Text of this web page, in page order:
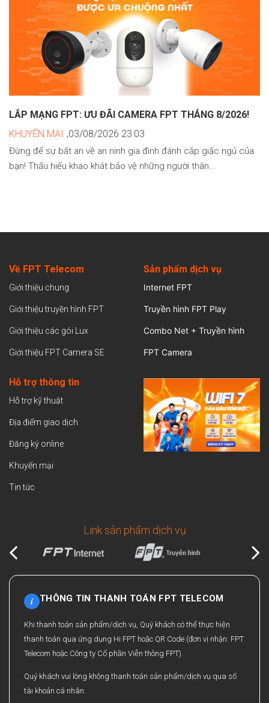
LẮP MẠNG FPT: ƯU ĐÃI CAMERA FPT THÁNG 8/2026!
KHUYẾN MẠI ,03/08/2026 23:03
Đừng để sự bất an về an ninh gia đình đánh cắp giấc ngủ của
bạn! Thấu hiểu khao khát bảo vệ những người thân...
Về FPT Telecom
Giới thiệu chung
Giới thiệu truyền hình FPT
Giới thiệu các gói Lux
Giới thiệu FPT Camera SE
Sản phẩm dịch vụ
Internet FPT
Truyền hình FPT Play
Combo Net + Truyền hình
FPT Camera
Hỗ trợ thông tin
Hỗ trợ kỹ thuật
Địa điểm giao dịch
Đăng ký online
Khuyến mại
Tin tức
Link sản phẩm dịch vụ
i THÔNG TIN THANH TOÁN FPT TELECOM
Khi thanh toán sản phẩm/dịch vụ, Quý khách có thể thực hiện
thanh toán qua ứng dụng Hi FPT hoặc QR Code (đơn vị nhận: FPT
Telecom hoặc Công ty Cổ phần Viễn thông FPT).
Quý khách vui lòng không thanh toán sản phẩm/dịch vụ qua số
tài khoản cá nhân.